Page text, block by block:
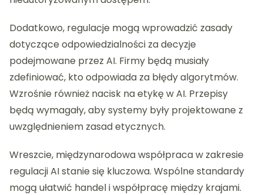
Dodatkowo, regulacje mogą wprowadzić zasady
dotyczące odpowiedzialności za decyzje
podejmowane przez AI. Firmy będą musiały
zdefiniować, kto odpowiada za błędy algorytmów.
Wzrośnie również nacisk na etykę w AI. Przepisy
będą wymagały, aby systemy były projektowane z
uwzględnieniem zasad etycznych.
Wreszcie, międzynarodowa współpraca w zakresie
regulacji AI stanie się kluczowa. Wspólne standardy
mogą ułatwić handel i współpracę między krajami.